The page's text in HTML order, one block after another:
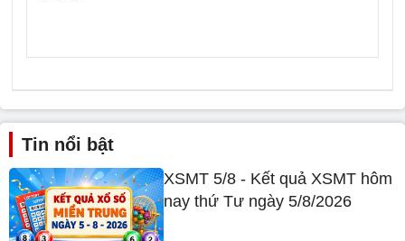
Tin nổi bật
XSMT 5/8 - Kết quả XSMT hôm
nay thứ Tư ngày 5/8/2026